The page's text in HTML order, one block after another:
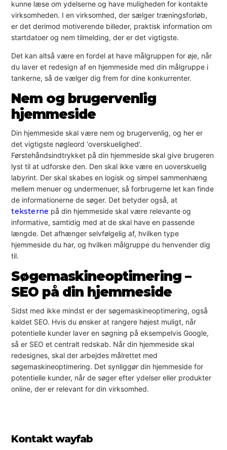
kunne læse om ydelserne og have muligheden for kontakte
virksomheden. I en virksomhed, der sælger træningsforløb,
er det derimod motiverende billeder, praktisk information om
startdatoer og nem tilmelding, der er det vigtigste.
Det kan altså være en fordel at have målgruppen for øje, når
du laver et redesign af en hjemmeside med din målgruppe i
tankerne, så de vælger dig frem for dine konkurrenter.
Nem og brugervenlig
hjemmeside
Din hjemmeside skal være nem og brugervenlig, og her er
det vigtigste nøgleord ‘overskuelighed’.
Førstehåndsindtrykket på din hjemmeside skal give brugeren
lyst til at udforske den. Den skal ikke være en uoverskuelig
labyrint. Der skal skabes en logisk og simpel sammenhæng
mellem menuer og undermenuer, så forbrugerne let kan finde
de informationerne de søger. Det betyder også, at
teksterne på din hjemmeside skal være relevante og
informative, samtidig med at de skal have en passende
længde. Det afhænger selvfølgelig af, hvilken type
hjemmeside du har, og hvilken målgruppe du henvender dig
til.
Søgemaskineoptimering –
SEO på din hjemmeside
Sidst med ikke mindst er der søgemaskineoptimering, også
kaldet SEO. Hvis du ønsker at rangere højest muligt, når
potentielle kunder laver en søgning på eksempelvis Google,
så er SEO et centralt redskab. Når din hjemmeside skal
redesignes, skal der arbejdes målrettet med
søgemaskineoptimering. Det synliggør din hjemmeside for
potentielle kunder, når de søger efter ydelser eller produkter
online, der er relevant for din virksomhed.
Kontakt wayfab